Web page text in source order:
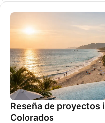
Reseña de proyectos
Colorados